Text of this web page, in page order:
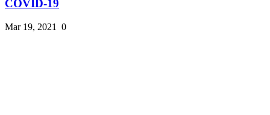
COVİD-19
Mar 19, 2021 0